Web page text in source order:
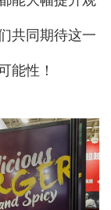
共同期待这一
能性！